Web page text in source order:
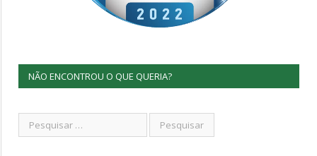
NÃO ENCONTROU O QUE QUERIA?